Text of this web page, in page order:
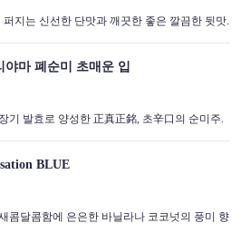
지는 신선한 단맛과 깨끗한 좋은 깔끔한 뒷맛.
야마 폐순미 초매운 입
기 발효로 양성한 正真正銘, 초辛口의 순미주.
BLUE
콤달콤함에 은은한 바닐라나 코코넛의 풍미 향